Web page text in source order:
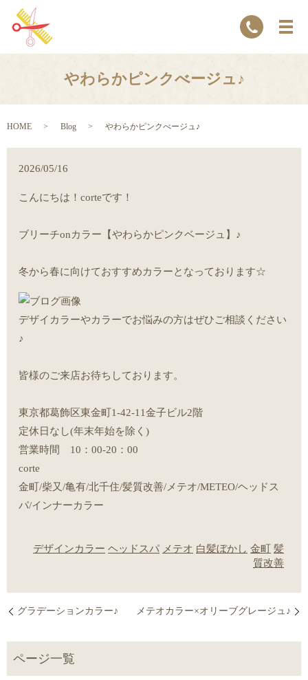
やわらかピンクべージュ♪
HOME Blog やわらかピンクべージュ♪
2026/05/16
こんにちは！corteです！
ブリーチonカラー【やわらかピンクベージュ】♪
冬から春に向けておすすめカラーとなっております☆
デザイカラーやカラーでお悩みの方はぜひご相談ください
♪
皆様のご来店お待ちしております。
東京都葛飾区東金町1-42-11金子ビル2階
定休日なし(年末年始を除く)
営業時間 10：00-20：00
corte
金町/柴又/亀有/北千住/髪質改善/メテオ/METEO/ヘッドス
パ/インナーカラー
デザインカラー ヘッドスパ メテオ 白髪ぼかし 金町 髪
質改善
グラデーションカラー♪ メテオカラー×オリーブグレージュ♪